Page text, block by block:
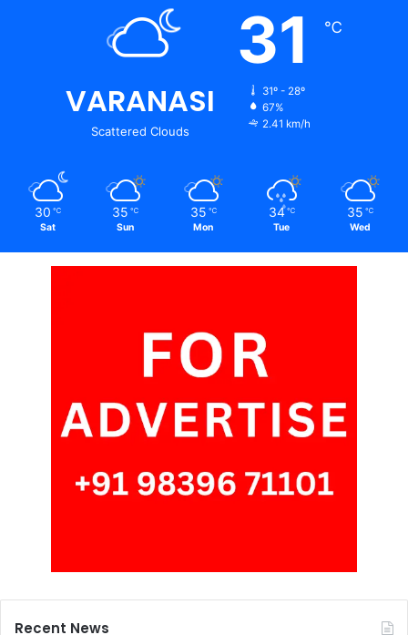
VARANASI
Scattered Clouds
31 ℃
31º - 28º
67%
2.41 km/h
30 ℃
Sat
35 ℃
Sun
35 ℃
Mon
34 ℃
Tue
35 ℃
Wed
Recent News